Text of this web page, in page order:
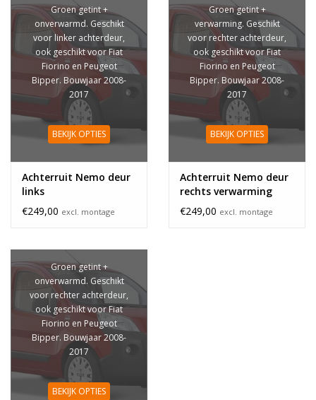
Groen getint +
onverwarmd. Geschikt
voor linker achterdeur,
ook geschikt voor Fiat
Fiorino en Peugeot
Bipper. Bouwjaar 2008-
2017
BEKIJK OPTIES
Achterruit Nemo deur
links
€249,00 excl. montage
Groen getint +
verwarming. Geschikt
voor rechter achterdeur,
ook geschikt voor Fiat
Fiorino en Peugeot
Bipper. Bouwjaar 2008-
2017
BEKIJK OPTIES
Achterruit Nemo deur
rechts verwarming
€249,00 excl. montage
Groen getint +
onverwarmd. Geschikt
voor rechter achterdeur,
ook geschikt voor Fiat
Fiorino en Peugeot
Bipper. Bouwjaar 2008-
2017
BEKIJK OPTIES